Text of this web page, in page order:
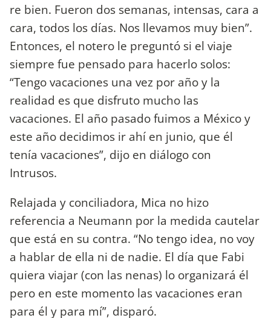
re bien. Fueron dos semanas, intensas, cara a
cara, todos los días. Nos llevamos muy bien”.
Entonces, el notero le preguntó si el viaje
siempre fue pensado para hacerlo solos:
“Tengo vacaciones una vez por año y la
realidad es que disfruto mucho las
vacaciones. El año pasado fuimos a México y
este año decidimos ir ahí en junio, que él
tenía vacaciones”, dijo en diálogo con
Intrusos.
Relajada y conciliadora, Mica no hizo
referencia a Neumann por la medida cautelar
que está en su contra. “No tengo idea, no voy
a hablar de ella ni de nadie. El día que Fabi
quiera viajar (con las nenas) lo organizará él
pero en este momento las vacaciones eran
para él y para mí”, disparó.